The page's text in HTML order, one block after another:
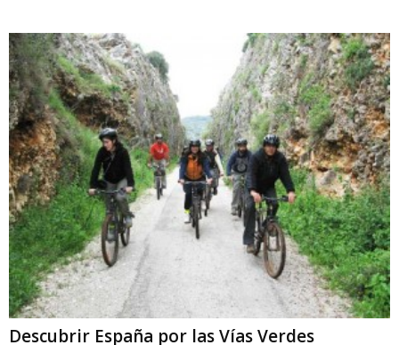
Descubrir España por las Vías Verdes